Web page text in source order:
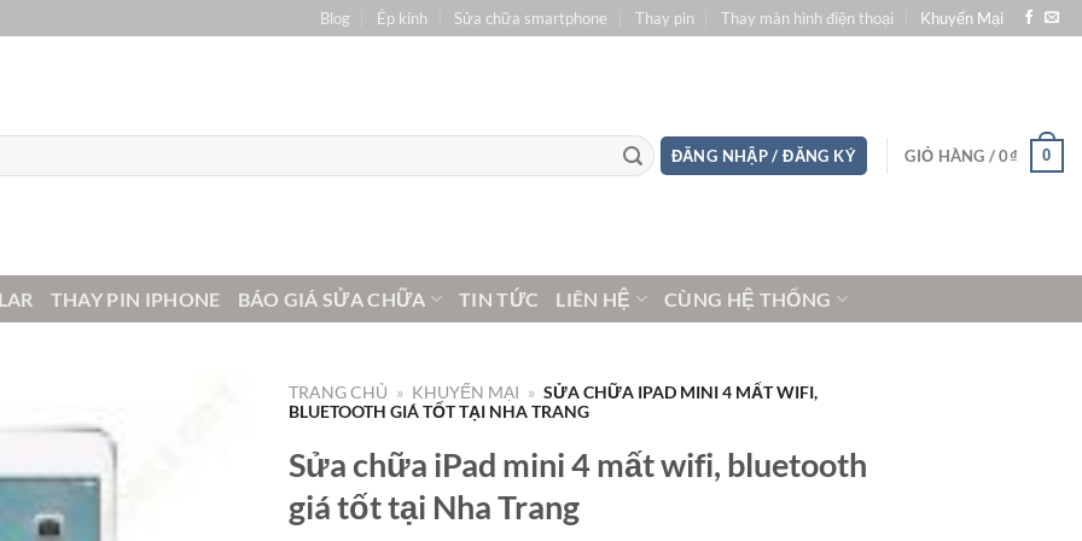
Blog Ép kính Sửa chữa smartphone Thay pin Thay màn hình điện thoại Khuyến Mại
ĐĂNG NHẬP / ĐĂNG KÝ GIỎ HÀNG /0₫ 0
THAY PIN IPHONE BÁO GIÁ SỬA CHỮA TIN TỨC LIÊN HỆ CÙNG HỆ THỐNG
TRANG CHỦ » KHUYẾN MẠI » SỬA CHỮA IPAD MINI 4 MẤT WIFI,
BLUETOOTH GIÁ TỐT TẠI NHA TRANG
Sửa chữa iPad mini 4 mất wifi, bluetooth
giá tốt tại Nha Trang